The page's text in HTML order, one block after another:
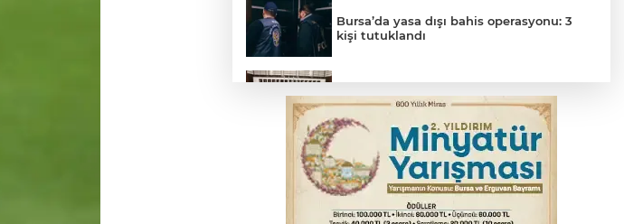
Bursa’da yasa dışı bahis operasyonu: 3
kişi tutuklandı
Çerçeve yasa görüşmeleri başladı
Trabzonspor'da Folcarelli ameliyat oldu